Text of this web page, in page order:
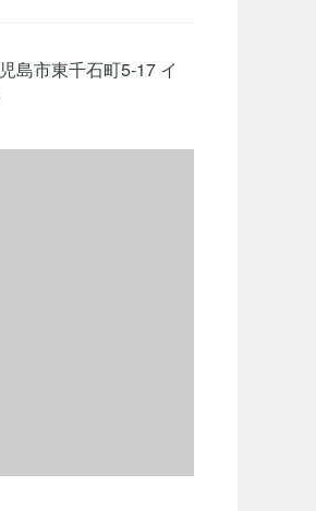
島市東千石町5-17 イ